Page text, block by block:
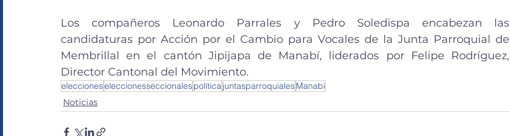
Los compañeros Leonardo Parrales y Pedro Soledispa encabezan las
candidaturas por Acción por el Cambio para Vocales de la Junta Parroquial de
Membrillal en el cantón Jipijapa de Manabí, liderados por Felipe Rodríguez,
Director Cantonal del Movimiento.
eleccioneseleccionesseccionalespolíticajuntasparroquialesManabi
Noticias